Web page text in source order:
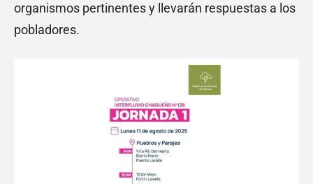
organismos pertinentes y llevarán respuestas a los
pobladores.